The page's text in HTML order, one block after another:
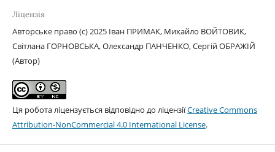
Ліцензія
Авторське право (c) 2025 Іван ПРИМАК, Михайло ВОЙТОВИК,
Світлана ГОРНОВСЬКА, Олександр ПАНЧЕНКО, Сергій ОБРАЖІЙ
(Автор)
Ця робота ліцензується відповідно до ліцензіїCreative Commons
Attribution-NonCommercial 4.0 International License.